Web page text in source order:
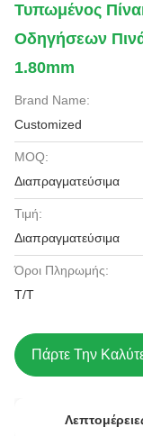
Τυπωμένος
Οδηγήσεων
1.80mm
Brand Name:
Customized
MOQ:
Διαπραγματεύσιμα
Τιμή:
Διαπραγματεύσιμα
Όροι Πληρωμής:
Τ/Τ
Πάρτε Την